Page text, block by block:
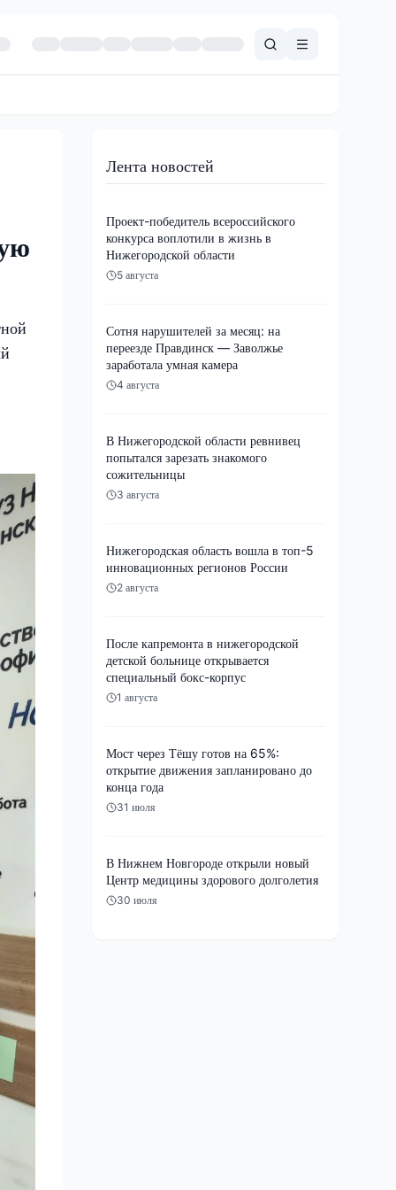
Лента новостей
Проект-победитель всероссийского
конкурса воплотили в жизнь в
Нижегородской области
5 августа
Сотня нарушителей за месяц: на
переезде Правдинск — Заволжье
заработала умная камера
4 августа
В Нижегородской области ревнивец
попытался зарезать знакомого
сожительницы
3 августа
Нижегородская область вошла в топ-5
инновационных регионов России
2 августа
После капремонта в нижегородской
детской больнице открывается
специальный бокс-корпус
1 августа
Мост через Тёшу готов на 65%:
открытие движения запланировано до
конца года
31 июля
В Нижнем Новгороде открыли новый
Центр медицины здорового долголетия
30 июля